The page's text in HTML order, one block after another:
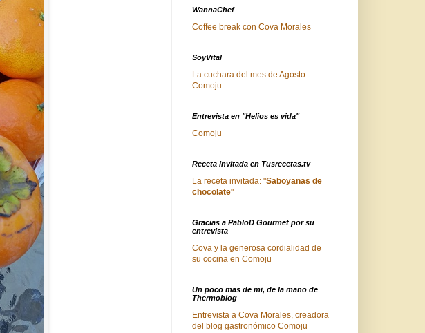
WannaChef
Coffee break con Cova Morales
SoyVital
La cuchara del mes de Agosto:
Comoju
Entrevista en "Helios es vida"
Comoju
Receta invitada en Tusrecetas.tv
La receta invitada: "Saboyanas de
chocolate"
Gracias a PabloD Gourmet por su
entrevista
Cova y la generosa cordialidad de
su cocina en Comoju
Un poco mas de mi, de la mano de
Thermoblog
Entrevista a Cova Morales, creadora
del blog gastronómico Comoju